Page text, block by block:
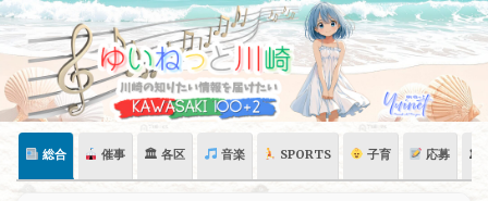
Skip
content
総合 催事 🏛 各区 音楽 SPORTS 子育 応募 🏛